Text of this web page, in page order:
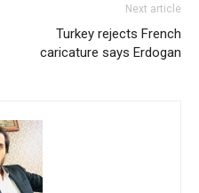
Next article
Turkey rejects French
caricature says Erdogan